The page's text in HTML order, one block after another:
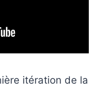
itération de la